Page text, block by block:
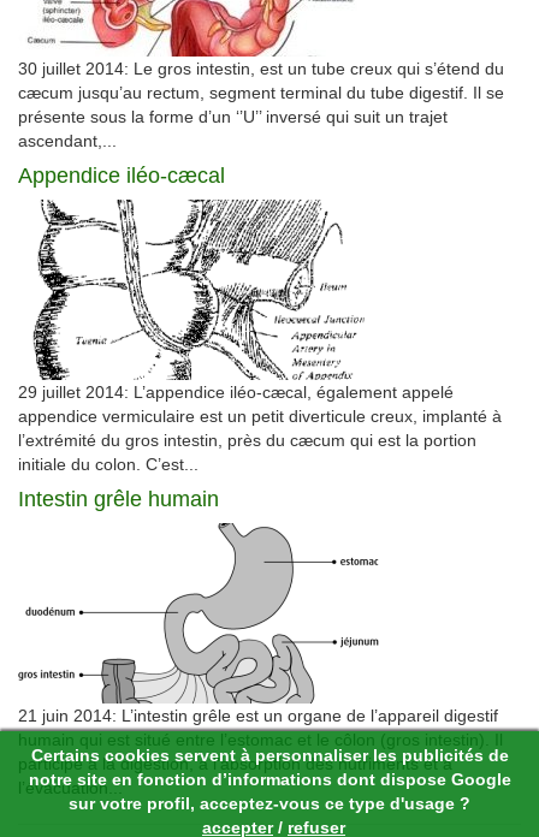
Certains cookies servent à personnaliser les publicités de
notre site en fonction d’informations dont dispose Google
sur votre profil, acceptez-vous ce type d'usage ?
accepter/ refuser
30 juillet 2014: Le gros intestin, est un tube creux qui s’étend du
cæcum jusqu’au rectum, segment terminal du tube digestif. Il se
présente sous la forme d’un ‘’U’’ inversé qui suit un trajet
ascendant,...
Appendice iléo-cæcal
29 juillet 2014: L’appendice iléo-cæcal, également appelé
appendice vermiculaire est un petit diverticule creux, implanté à
l’extrémité du gros intestin, près du cæcum qui est la portion
initiale du colon. C’est...
Intestin grêle humain
21 juin 2014: L’intestin grêle est un organe de l’appareil digestif
humain qui est situé entre l’estomac et le côlon (gros intestin). Il
participe à la digestion, à l’absorption des nutriments et à
l’évacuation...